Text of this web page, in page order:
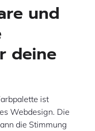
und
deine
ist
Webdesign. Die
die Stimmung